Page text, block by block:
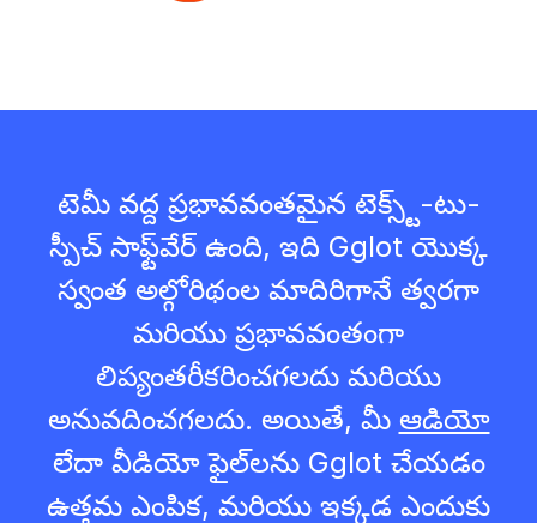
టెమీ వద్ద ప్రభావవంతమైన టెక్స్ట్-టు-
స్పీచ్ సాఫ్ట్‌వేర్ ఉంది, ఇది Gglot యొక్క
స్వంత అల్గోరిథంల మాదిరిగానే త్వరగా
మరియు ప్రభావవంతంగా
లిప్యంతరీకరించగలదు మరియు
అనువదించగలదు. అయితే, మీ ఆడియో
లేదా వీడియో ఫైల్‌లను Gglot చేయడం
ఉత్తమ ఎంపిక, మరియు ఇక్కడ ఎందుకు